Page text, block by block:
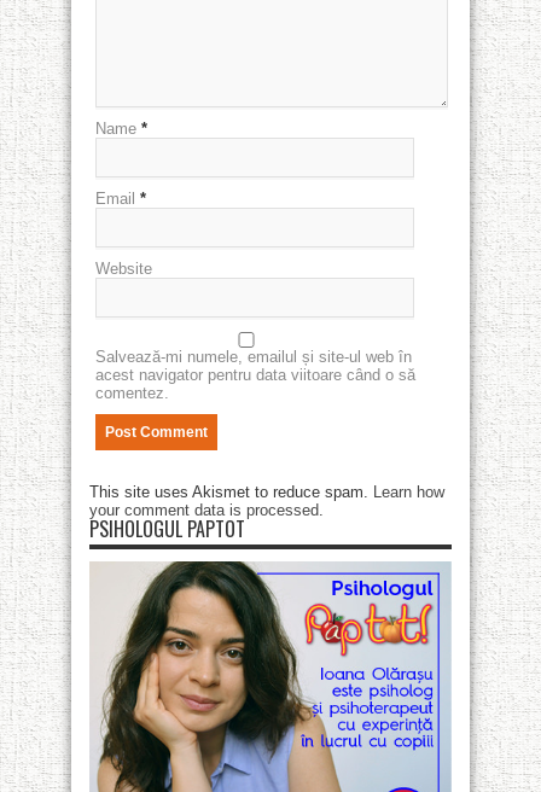
Name *
Email *
Website
Salvează-mi numele, emailul și site-ul web în
acest navigator pentru data viitoare când o să
comentez.
This site uses Akismet to reduce spam. Learn how
your comment data is processed.
PSIHOLOGUL PAPTOT